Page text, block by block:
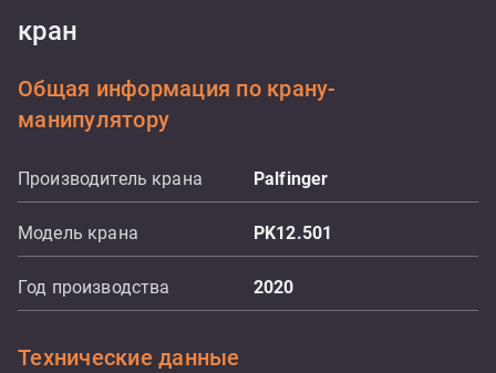
кран
Общая информация по крану-
манипулятору
Производитель крана Palfinger
Модель крана PK12.501
Год производства 2020
Технические данные